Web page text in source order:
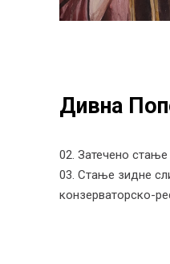
Дивна
02. Затечено
03. Стање зидне
конзерваторско-